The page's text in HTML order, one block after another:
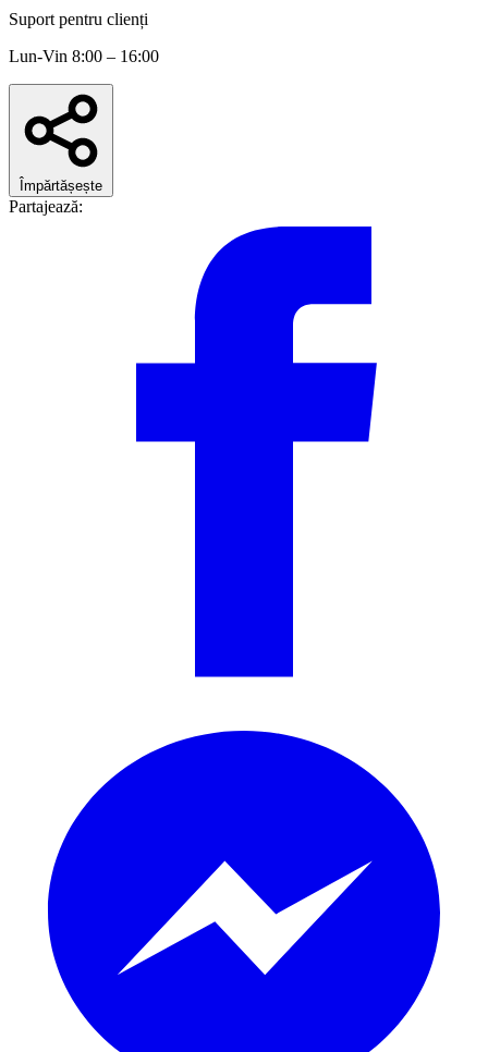
Suport pentru clienți
Lun-Vin 8:00 – 16:00
Împărtășește
Partajează: